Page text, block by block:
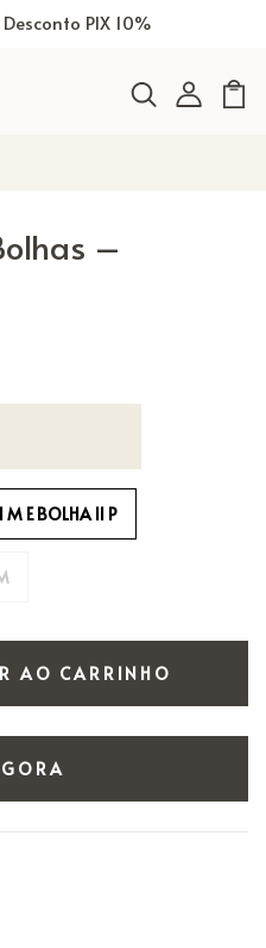
PIX 10%
–
E BOLHA II P
AO CARRINHO